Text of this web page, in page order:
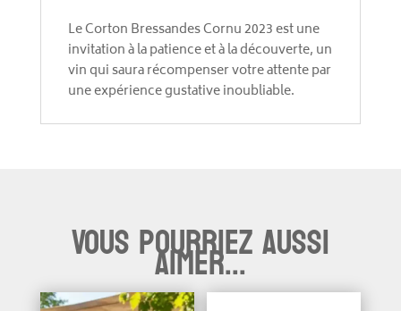
Le Corton Bressandes Cornu 2023 est une
invitation à la patience et à la découverte, un
vin qui saura récompenser votre attente par
une expérience gustative inoubliable.
Vous pourriez aussi
aimer...